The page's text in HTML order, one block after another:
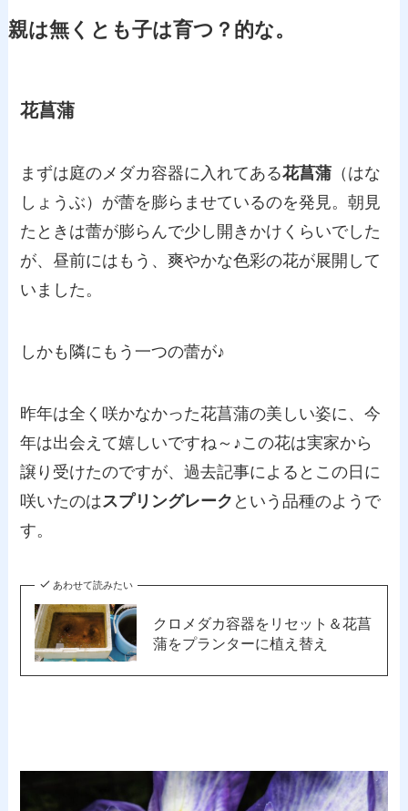
親は無くとも子は育つ？的な。
花菖蒲
まずは庭のメダカ容器に入れてある花菖蒲 （はな
しょうぶ）が蕾を膨らませているのを発見。朝見
たときは蕾が膨らんで少し開きかけくらいでした
が、昼前にはもう、爽やかな色彩の花が展開して
いました。
しかも隣にもう一つの蕾が♪
昨年は全く咲かなかった花菖蒲の美しい姿に、今
年は出会えて嬉しいですね～♪この花は実家から
譲り受けたのですが、過去記事によるとこの日に
咲いたのはスプリングレーク という品種のようで
す。
あわせて読みたい
クロメダカ容器をリセット＆花菖
蒲をプランターに植え替え